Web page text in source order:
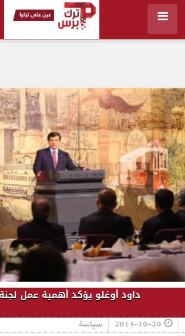
داود أوغلو يؤكد أهمية عمل
2014-10-20 سياسة